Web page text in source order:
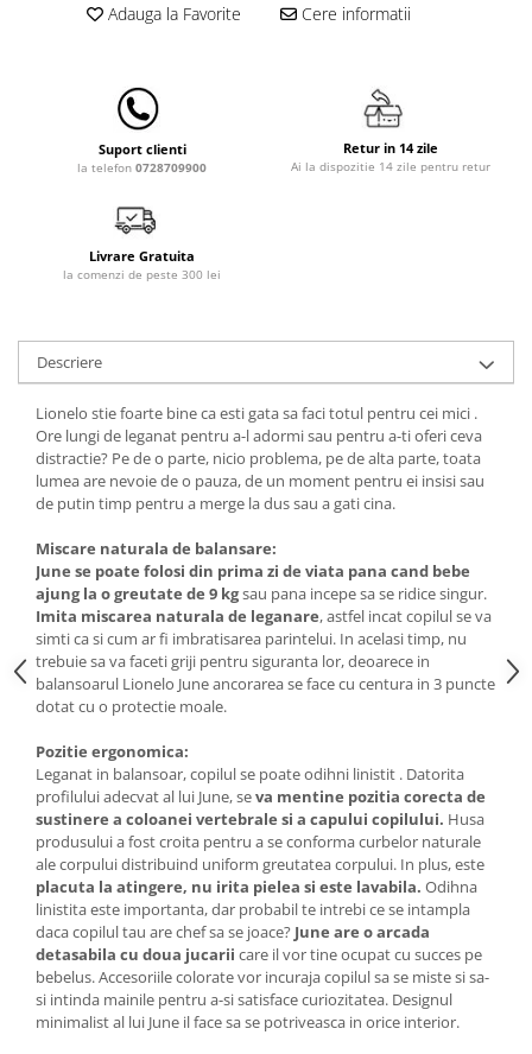
Paturici copii
Protectii saltea
Comode copii
Bariere de protectie pat
Dulap si cutii jucarii
Sac de dormit copii
Leagane & balansoare & sezlonguri
Covorase de joaca
Carusele patut
Lampi de veghe
Mobilier Birou
Scaun masa copii
La plimbare
Biciclete
Biciclete copii cu roti 10 inch (2-4
ani)
Biciclete copii cu roti 12 inch (3-6
Biciclete copii cu roti 14 inch (3-7
ani)
Biciclete copii cu roti 16 inch (4-9
ani)
Biciclete copii cu roti 20 inch
Biciclete cu roti 24 inch
Biciclete cu roti 26 inch
Biciclete cu roti 27 inch
Triciclete copii si adulti
Trotinete copii si adulti
Adauga la Favorite Cere informatii
Suport clienti
la telefon 0728709900
Retur in 14 zile
Ai la dispozitie 14 zile pentru retur
Livrare Gratuita
la comenzi de peste 300 lei
Descriere
Lionelo stie foarte bine ca esti gata sa faci totul pentru cei mici .
Ore lungi de leganat pentru a-l adormi sau pentru a-ti oferi ceva
distractie? Pe de o parte, nicio problema, pe de alta parte, toata
lumea are nevoie de o pauza, de un moment pentru ei insisi sau
de putin timp pentru a merge la dus sau a gati cina.
Miscare naturala de balansare:
June se poate folosi din prima zi de viata pana cand bebe
ajung la o greutate de 9 kgsau pana incepe sa se ridice singur.
Imita miscarea naturala de leganare, astfel incat copilul se va
simti ca si cum ar fi imbratisarea parintelui. In acelasi timp, nu
trebuie sa va faceti griji pentru siguranta lor, deoarece in
balansoarul Lionelo June ancorarea se face cu centura in 3 puncte
dotat cu o protectie moale.
Pozitie ergonomica:
Leganat in balansoar, copilul se poate odihni linistit . Datorita
profilului adecvat al lui June, seva mentine pozitia corecta de
sustinere a coloanei vertebrale si a capului copilului. Husa
produsului a fost croita pentru a se conforma curbelor naturale
ale corpului distribuind uniform greutatea corpului. In plus, este
placuta la atingere, nu irita pielea si este lavabila. Odihna
linistita este importanta, dar probabil te intrebi ce se intampla
daca copilul tau are chef sa se joace? June are o arcada
detasabila cu doua jucarii care il vor tine ocupat cu succes pe
bebelus. Accesoriile colorate vor incuraja copilul sa se miste si sa-
si intinda mainile pentru a-si satisface curiozitatea. Designul
minimalist al lui June il face sa se potriveasca in orice interior.